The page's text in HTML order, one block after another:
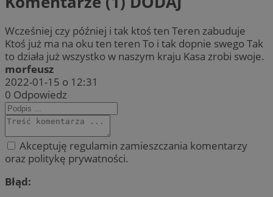
Wcześniej czy później i tak ktoś ten Teren zabuduje
Ktoś już ma na oku ten teren To i tak dopnie swego Tak
to działa już wszystko w naszym kraju Kasa zrobi swoje.
morfeusz
2022-01-15 o 12:31
0 Odpowiedz
Akceptuję regulamin zamieszczania komentarzy
oraz politykę prywatności.
Błąd: